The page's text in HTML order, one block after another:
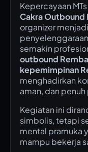
Kepercayaan
Cakra Outbound
organizer
semakin
outbound
kepemimpinan
menghadirkan
aman, dan
Kegiatan ini
simbolis, tetapi
mental pramuka
mampu bekerja